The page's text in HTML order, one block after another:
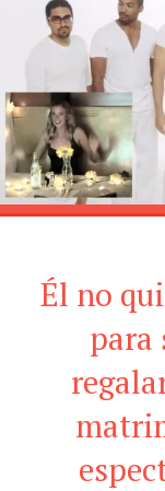
Él no
para